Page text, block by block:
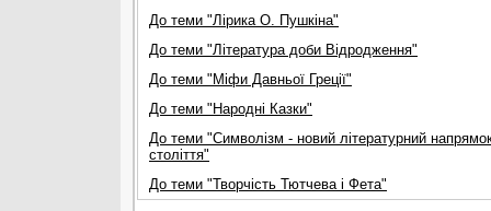
До теми "Лірика О. Пушкіна"
До теми "Література доби Відродження"
До теми "Міфи Давньої Греції"
До теми "Народні Казки"
До теми "Символізм - новий літературний
століття"
До теми "Творчість Тютчева і Фета"